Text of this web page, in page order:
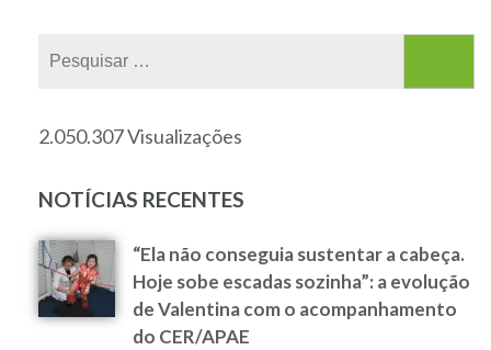
2.050.307 Visualizações
NOTÍCIAS RECENTES
“Ela não conseguia sustentar a cabeça.
Hoje sobe escadas sozinha”: a evolução
de Valentina com o acompanhamento
do CER/APAE